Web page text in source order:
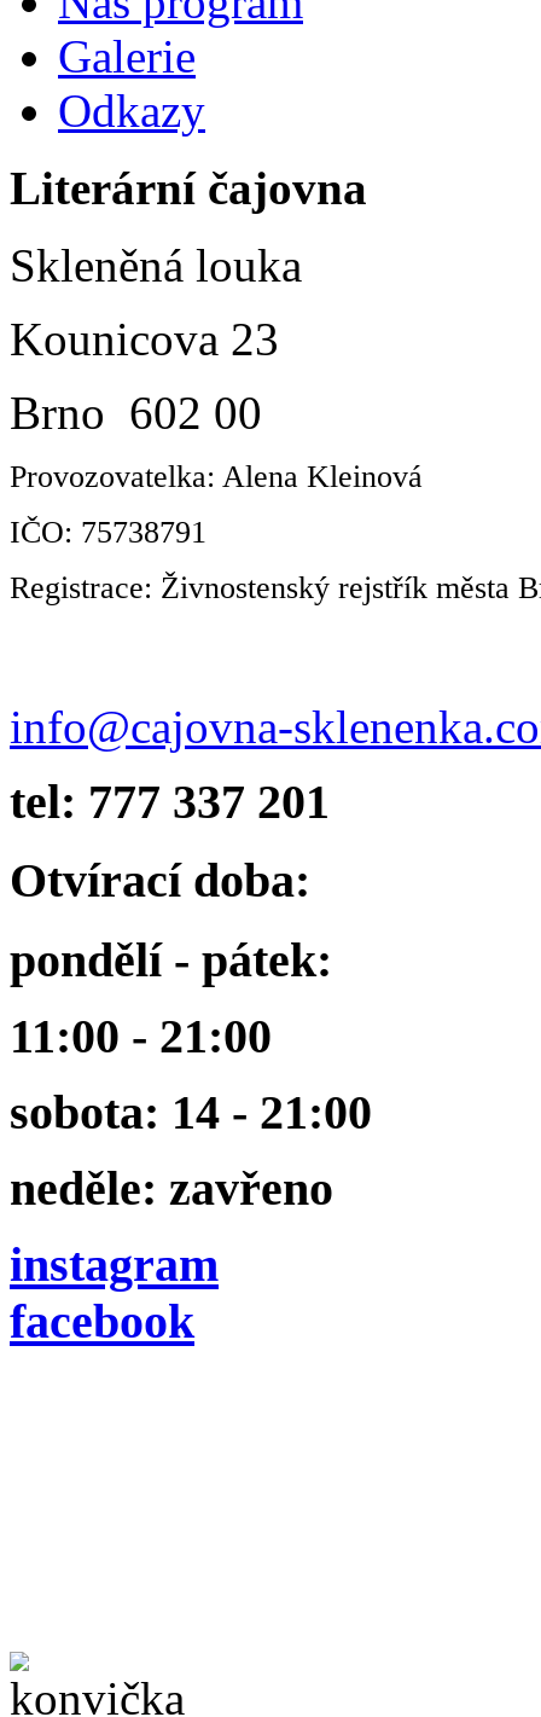
Galerie
Odkazy
Literární čajovna
Skleněná louka
Kounicova 23
Brno 602 00
Provozovatelka: Alena Kleinová
IČO: 75738791
Registrace: Živnostenský rejstřík města
info@cajovna-
tel: 777 337 201
Otvírací doba:
pondělí - pátek:
11:00 - 21:00
sobota: 14 - 21:00
neděle: zavřeno
instagram
facebook